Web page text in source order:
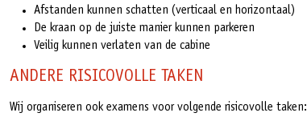
Afstanden kunnen schatten (verticaal en horizontaal)
De kraan op de juiste manier kunnen parkeren
Veilig kunnen verlaten van de cabine
ANDERE RISICOVOLLE TAKEN
Wij organiseren ook examens voor volgende risicovolle taken: